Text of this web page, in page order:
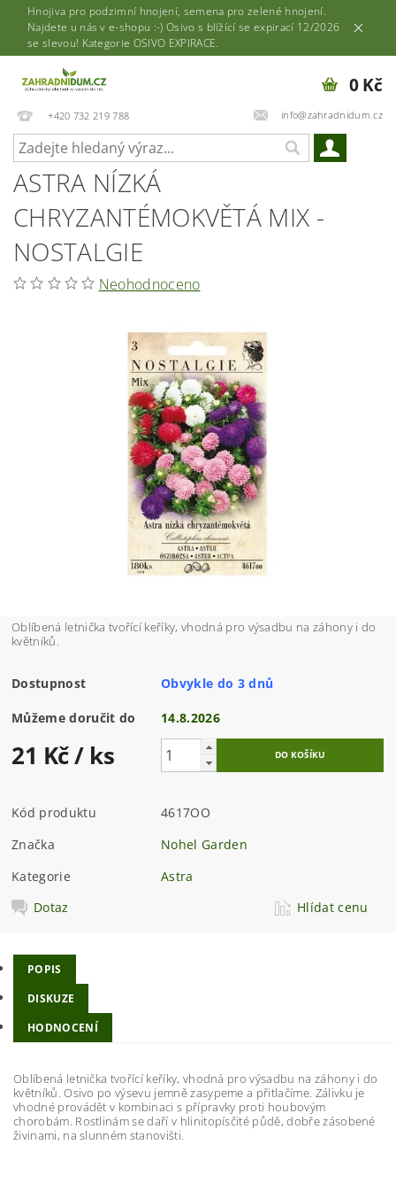
Hnojiva pro podzimní hnojení, semena pro zelené hnojení.
Najdete u nás v e-shopu :-) Osivo s blížící se expirací 12/2026
se slevou! Kategorie OSIVO EXPIRACE.
+420 732 219 788 info@zahradnidum.cz
0 Kč
ASTRA NÍZKÁ
CHRYZANTÉMOKVĚTÁ MIX -
NOSTALGIE
Neohodnoceno
Oblíbená letnička tvořící keříky, vhodná pro výsadbu na záhony i do
květníků.
Dostupnost Obvykle do 3 dnů
Můžeme doručit do 14.8.2026
21 Kč/ ks
Kód produktu
4617OO
Značka
Nohel Garden
Kategorie
Astra
Dotaz
Hlídat cenu
POPIS
DISKUZE
HODNOCENÍ
Oblíbená letnička tvořící keříky, vhodná pro výsadbu na záhony i do
květníků. Osivo po výsevu jemně zasypeme a přitlačíme. Zálivku je
vhodné provádět v kombinaci s přípravky proti houbovým
chorobám. Rostlinám se daří v hlinitopísčité půdě, dobře zásobené
živinami, na slunném stanovišti.